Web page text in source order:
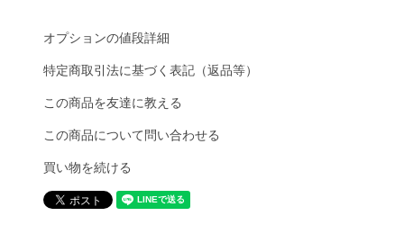
オプションの値段詳細
特定商取引法に基づく表記（返品等）
この商品を友達に教える
この商品について問い合わせる
買い物を続ける